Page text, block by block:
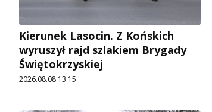
Kierunek Lasocin. Z Końskich
wyruszył rajd szlakiem Brygady
Świętokrzyskiej
2026.08.08 13:15